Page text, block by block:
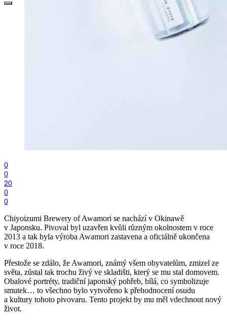
0
0
20
0
0
Chiyoizumi Brewery of Awamori se nachází v Okinawě
v Japonsku. Pivoval byl uzavřen kvůli různým okolnostem v roce
2013 a tak byla výroba Awamori zastavena a oficiálně ukončena
v roce 2018.
Přestože se zdálo, že Awamori, známý všem obyvatelům, zmizel ze
světa, zůstal tak trochu živý ve skladišti, který se mu stal domovem.
Obalové portréty, tradiční japonský pohřeb, bílá, co symbolizuje
smutek… to všechno bylo vytvořeno k přehodnocení osudu
a kultury tohoto pivovaru. Tento projekt by mu měl vdechnout nový
život.